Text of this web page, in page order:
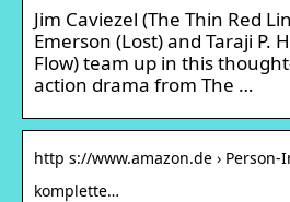
Jim Caviezel (The Thin Red
Emerson (Lost) and Taraji P.
Flow) team up in this
action drama from The …
http s://www.amazon.de › Person-
komplette…